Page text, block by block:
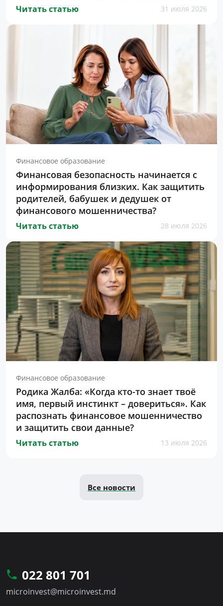
Читать статью 31 июля 2026
Финансовое образование
Финансовая безопасность начинается с
информирования близких. Как защитить
родителей, бабушек и дедушек от
финансового мошенничества?
Читать статью 28 июля 2026
Финансовое образование
Родика Жалба: «Когда кто-то знает твоё
имя, первый инстинкт – довериться». Как
распознать финансовое мошенничество
и защитить свои данные?
Читать статью 13 июля 2026
Все новости
022 801 701
microinvest@microinvest.md